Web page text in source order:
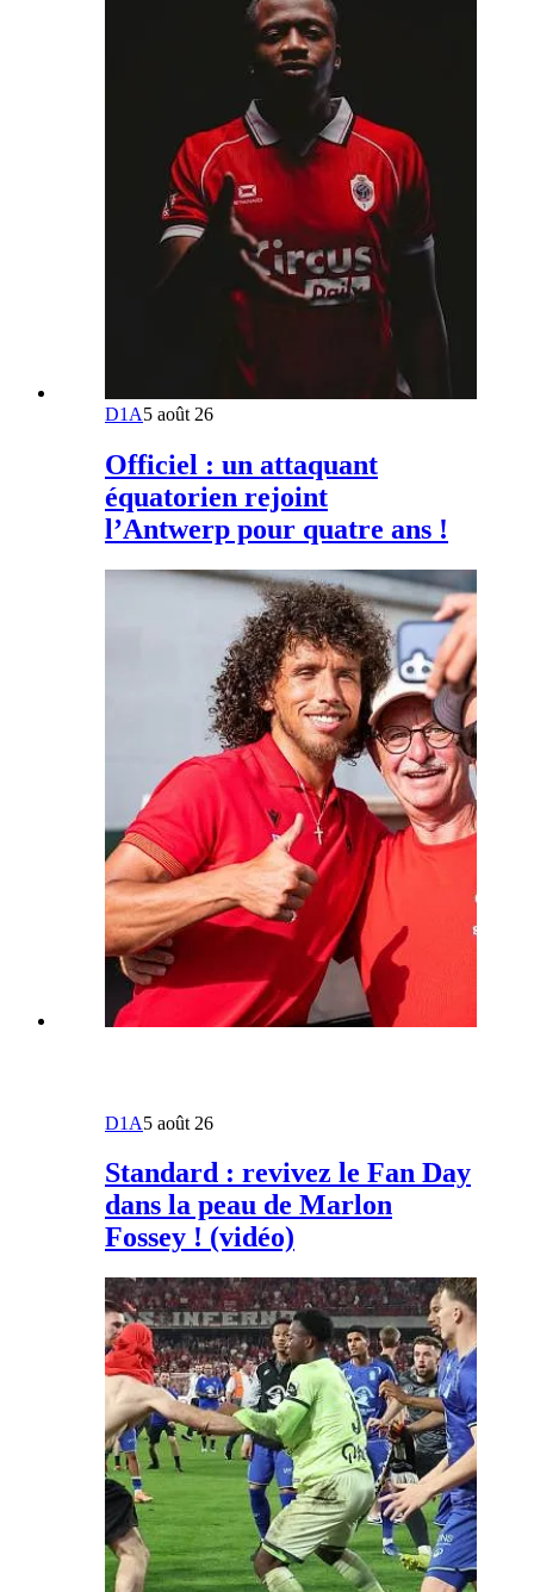
D1A5 août 26
Officiel : un attaquant
équatorien rejoint
l’Antwerp pour quatre ans !
D1A5 août 26
Standard : revivez le Fan Day
dans la peau de Marlon
Fossey ! (vidéo)